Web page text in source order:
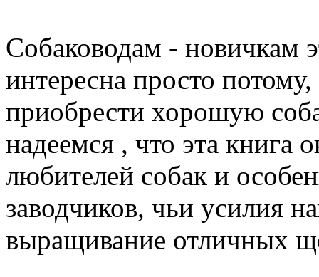
Собаководам - новичкам
интересна просто
приобрести хорошую
надеемся , что эта книга
любителей собак и
заводчиков, чьи усилия
выращивание отличных